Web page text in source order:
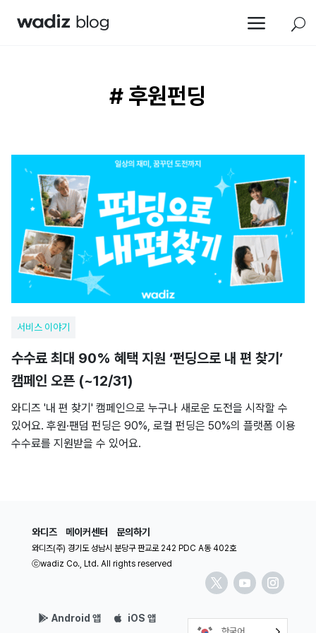
a U
# 후원펀딩
서비스 이야기
수수료 최대 90% 혜택 지원 ‘펀딩으로 내 편 찾기’
캠페인 오픈 (~12/31)
와디즈 '내 편 찾기' 캠페인으로 누구나 새로운 도전을 시작할 수
있어요. 후원·팬덤 펀딩은 90%, 로컬 펀딩은 50%의 플랫폼 이용
수수료를 지원받을 수 있어요.
와디즈 메이커센터 문의하기
와디즈(주) 경기도 성남시 분당구 판교로 242 PDC A동 402호
ⓒwadiz Co., Ltd. All rights reserved
Android 앱 iOS 앱